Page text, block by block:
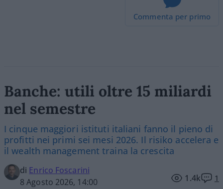
Commenta per primo
Banche: utili oltre 15 miliardi
nel semestre
I cinque maggiori istituti italiani fanno il pieno di
profitti nei primi sei mesi 2026. Il risiko accelera e
il wealth management traina la crescita
di Enrico Foscarini
8 Agosto 2026, 14:00
1.4k 1